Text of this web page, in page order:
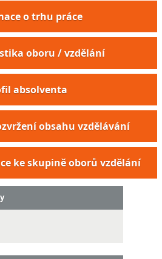
o trhu práce
oboru / vzdělání
absolventa
obsahu vzdělávání
ke skupině oborů vzdělání